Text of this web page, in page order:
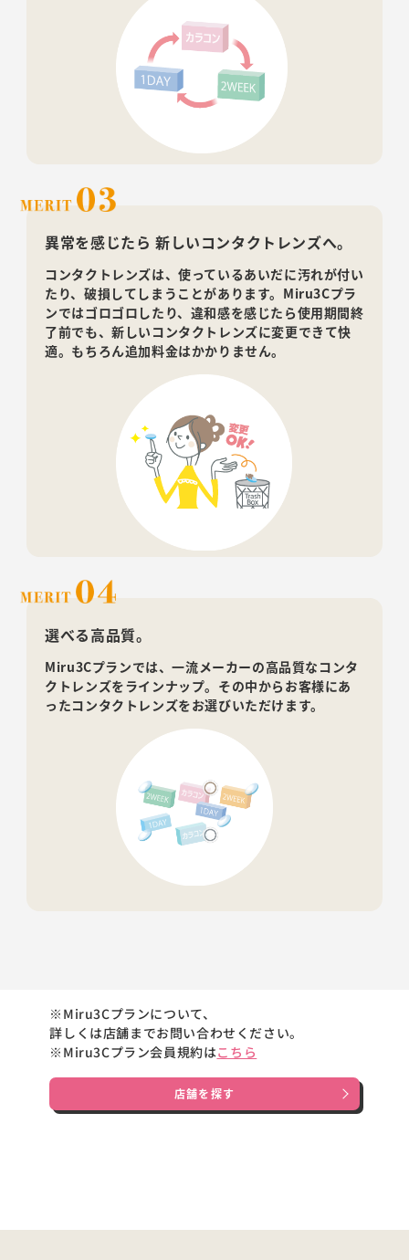
異常を感じたら 新しいコンタクトレンズへ。
コンタクトレンズは、使っているあいだに汚れが付い
たり、破損してしまうことがあります。Miru3Cプラ
ンではゴロゴロしたり、違和感を感じたら使用期間終
了前でも、新しいコンタクトレンズに変更できて快
適。もちろん追加料金はかかりません。
選べる高品質。
Miru3Cプランでは、一流メーカーの高品質なコンタ
クトレンズをラインナップ。その中からお客様にあ
ったコンタクトレンズをお選びいただけます。
※Miru3Cプランについて、
詳しくは店舗までお問い合わせください。
※Miru3Cプラン会員規約はこちら
店舗を探す